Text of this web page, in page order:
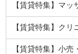
【賃貸特集】マッ
【賃貸特集】クリ
【賃貸特集】小売